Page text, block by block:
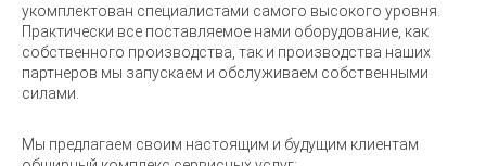
укомплектован специалистами самого высокого уровня.
Практически все поставляемое нами оборудование, как
собственного производства, так и производства наших
партнеров мы запускаем и обслуживаем собственными
силами.
Мы предлагаем своим настоящим и будущим клиентам